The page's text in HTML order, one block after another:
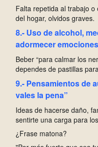
Falta repetida al trabajo o
del hogar, olvidos graves.
8.- Uso de alcohol,
adormecer emociones
Beber “para calmar los
dependes de pastillas
9.- Pensamientos de
vales la pena”
Ideas de hacerse daño,
sentirte una carga para
¿Frase matona?